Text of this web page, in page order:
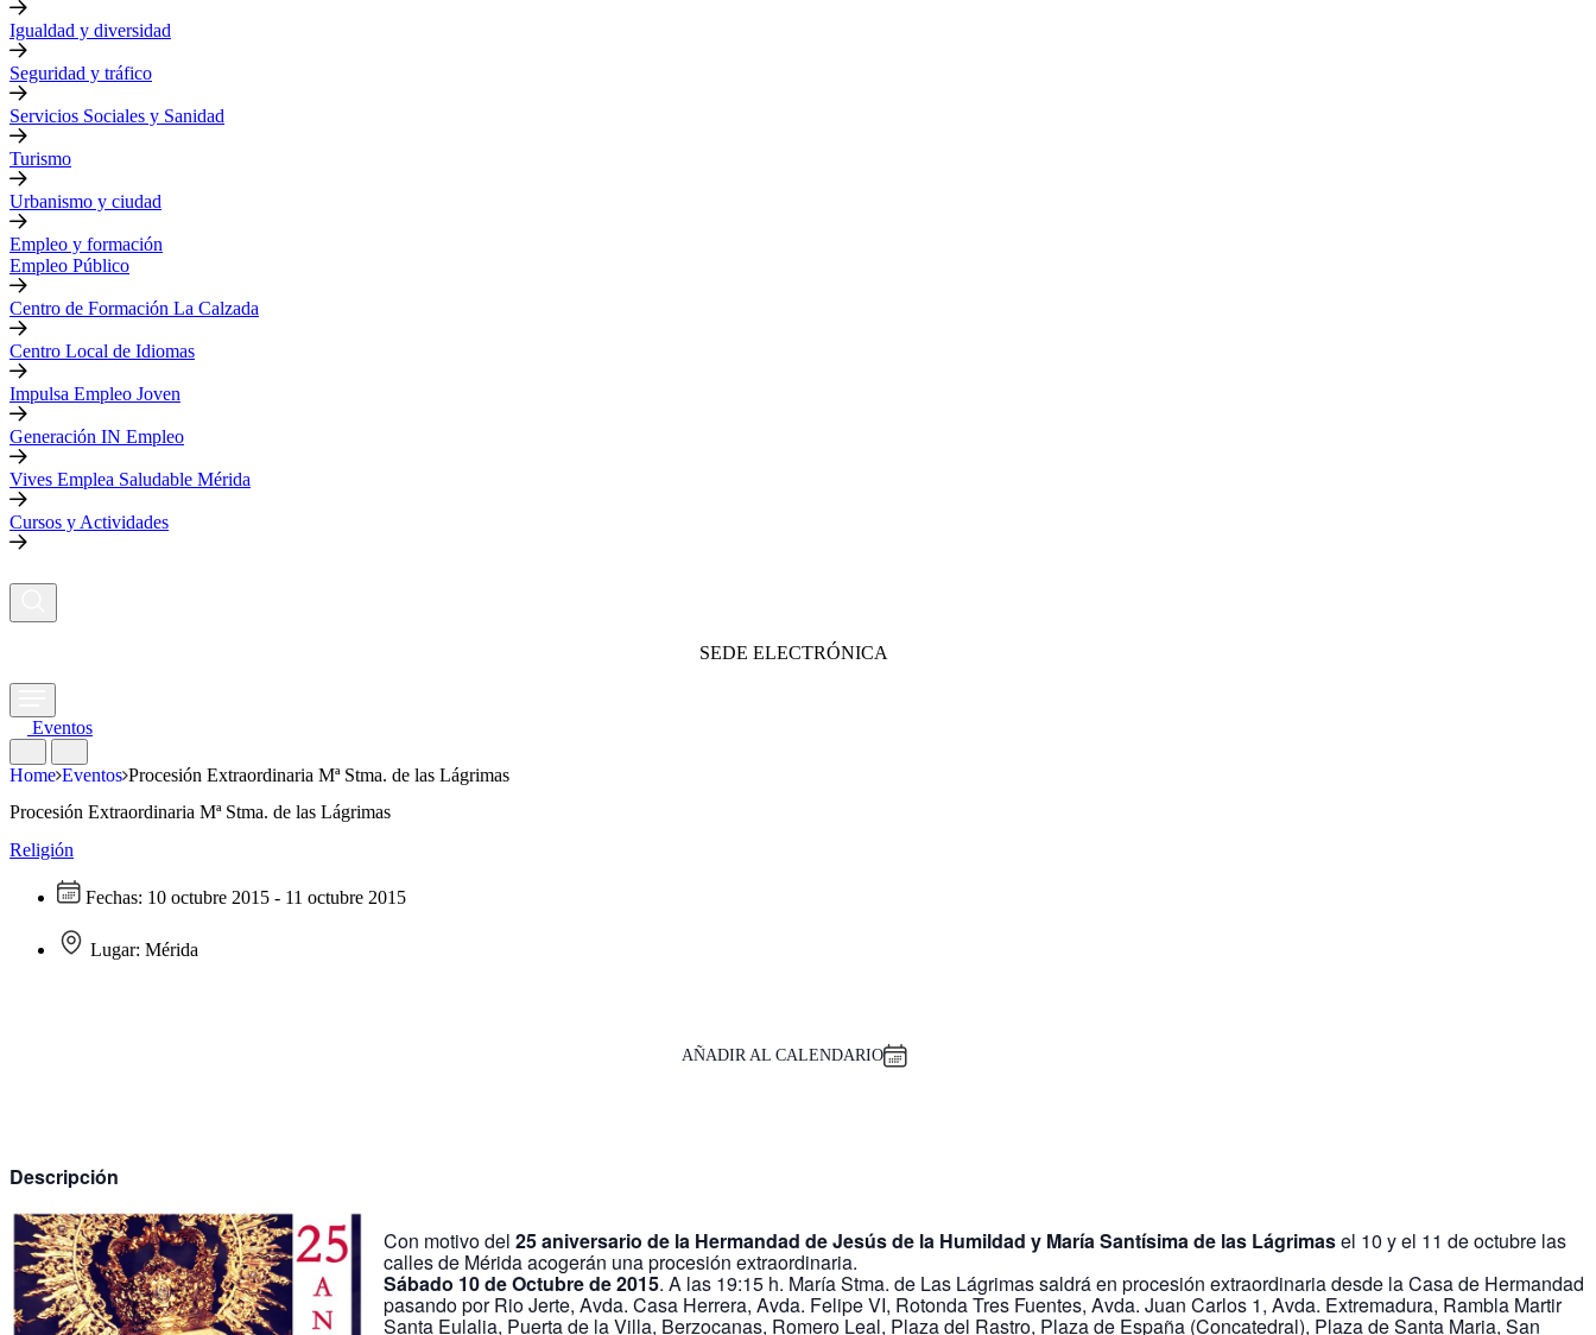
Igualdad y diversidad
Seguridad y tráfico
Servicios Sociales y Sanidad
Turismo
Urbanismo y ciudad
Empleo y formación
Empleo Público
Centro de Formación La Calzada
Centro Local de Idiomas
Impulsa Empleo Joven
Generación IN Empleo
Vives Emplea Saludable Mérida
Cursos y Actividades
SEDE ELECTRÓNICA
Eventos
Home Eventos Procesión Extraordinaria Mª Stma. de las Lágrimas
Procesión Extraordinaria Mª Stma. de las Lágrimas
Religión
Fechas: 10 octubre 2015 - 11 octubre 2015
Lugar: Mérida
AÑADIR AL CALENDARIO
Descripción
Con motivo del 25 aniversario de la Hermandad de Jesús de la Humildad y María Santísima de las Lágrimasel 10 y el 11 de octubre las
calles de ‪‎Mérida‬ acogerán una procesión extraordinaria.
Sábado 10 de Octubre de 2015. A las 19:15 h. María Stma. de Las Lágrimas saldrá en procesión extraordinaria desde la Casa de Hermandad
pasando por Rio Jerte, Avda. Casa Herrera, Avda. Felipe VI, Rotonda Tres Fuentes, Avda. Juan Carlos 1, Avda. Extremadura, Rambla Martir
Santa Eulalia, Puerta de la Villa, Berzocanas, Romero Leal, Plaza del Rastro, Plaza de España (Concatedral), Plaza de Santa Maria, San